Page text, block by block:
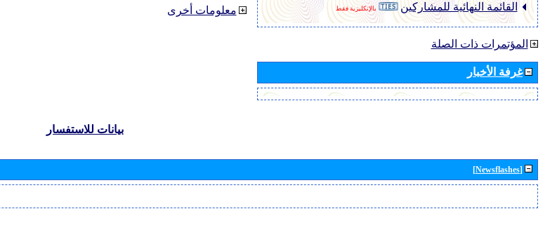
معلومات أخرى
القائمة النهائية للمشاركين
بالإنكليزية فقط
المؤتمرات ذات الصلة
غرفة الأخبار
بيانات للاستفسار
[Newsflashes]